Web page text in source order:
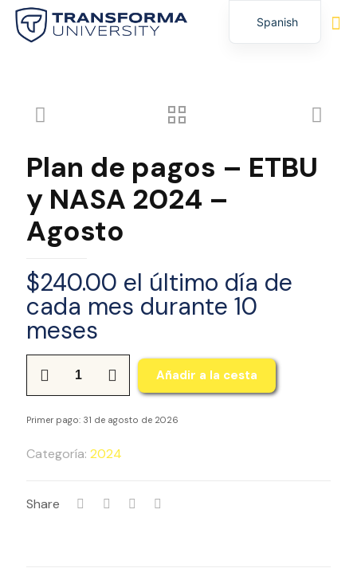
Plan de pagos – ETBU
y NASA 2024 –
Agosto
$240.00 el último día de
cada mes durante 10
meses
Plan
pagos
-
Añadir a la cesta
Primer pago: 31 de agosto de 2026
Categoría: 2024
Share
Spanish